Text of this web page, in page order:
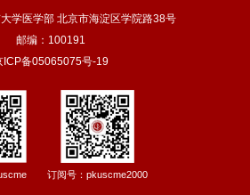
学医学部 北京市海淀区学院路38号
邮编：100191
ICP备05065075号-19
订阅号：pkuscme2000